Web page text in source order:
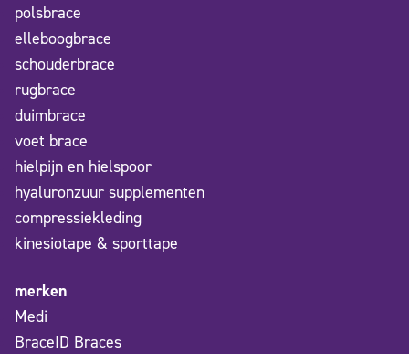
polsbrace
elleboogbrace
schouderbrace
rugbrace
duimbrace
voet brace
hielpijn en hielspoor
hyaluronzuur supplementen
compressiekleding
kinesiotape & sporttape
merken
Medi
BraceID Braces